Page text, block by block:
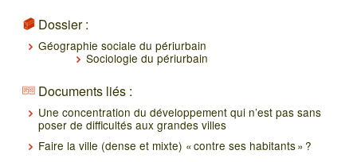
Dossier :
Géographie sociale du périurbain
Sociologie du périurbain
Documents liés :
Une concentration du développement qui n’est pas sans
poser de difficultés aux grandes villes
Faire la ville (dense et mixte) « contre ses habitants » ?